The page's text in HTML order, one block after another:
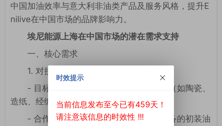
中国加油效率与意大利非油类产品及服务风格，提升E
nilive在中国市场的品牌影响力。
埃尼能源上海在中国市场的潜在需求支持
一、核心需求
1. 对接原始设备制造商
- 目标行业：汽车、摩托车、工业机械（如陶瓷、
造纸、经编机械制造商）。
- 合作内容：推广埃尼润滑油用于其设备的初装油
时效提示
当前信息发布至今已有459天！
请注意该信息的时效性 !!!